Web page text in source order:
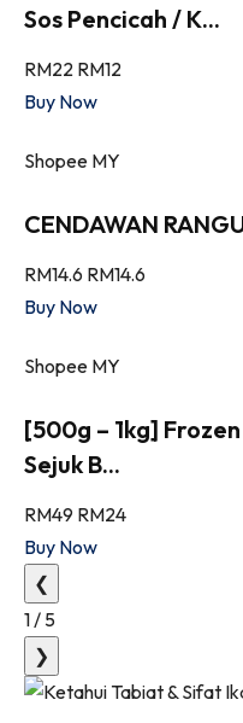
Sos Pencicah / K...
RM22 RM12
Buy Now
Shopee MY
CENDAWAN
RM14.6 RM14.6
Buy Now
Shopee MY
[500g – 1kg]
Sejuk B...
RM49 RM24
Buy Now
❮
1 / 5
❯